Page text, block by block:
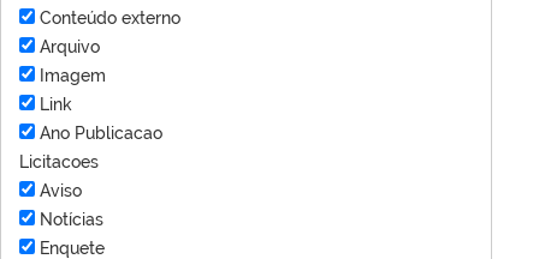
Conteúdo externo
Arquivo
Imagem
Link
Ano Publicacao
Licitacoes
Aviso
Notícias
Enquete